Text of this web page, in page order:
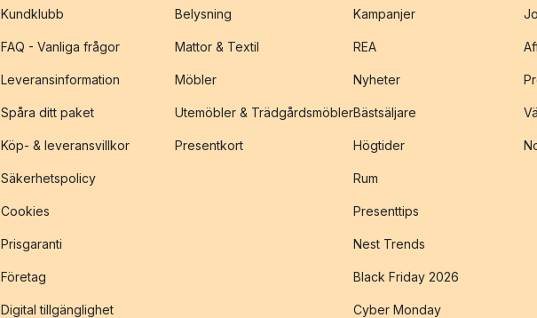
Kundklubb
FAQ - Vanliga frågor
Leveransinformation
Spåra ditt paket
Köp- & leveransvillkor
Säkerhetspolicy
Cookies
Prisgaranti
Företag
Digital tillgänglighet
Belysning
Mattor & Textil
Möbler
Utemöbler & Trädgårdsmöbler
Presentkort
Kampanjer
REA
Nyheter
Bästsäljare
Högtider
Rum
Presenttips
Nest Trends
Black Friday 2026
Cyber Monday